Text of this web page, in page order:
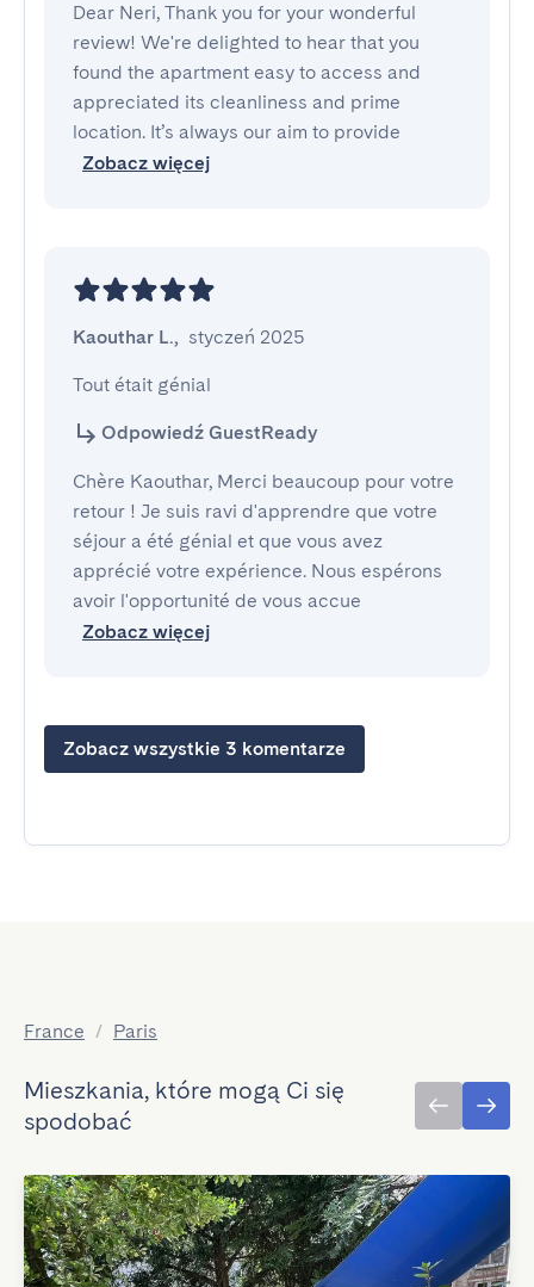
Dear Neri, Thank you for your wonderful
review! We're delighted to hear that you
found the apartment easy to access and
appreciated its cleanliness and prime
location. It’s always our aim to provide
Zobacz więcej
Kaouthar L., styczeń 2025
Tout était génial
Odpowiedź GuestReady
Chère Kaouthar, Merci beaucoup pour votre
retour ! Je suis ravi d'apprendre que votre
séjour a été génial et que vous avez
apprécié votre expérience. Nous espérons
avoir l'opportunité de vous accue
Zobacz więcej
Zobacz wszystkie 3 komentarze
France / Paris
Mieszkania, które mogą Ci się
spodobać